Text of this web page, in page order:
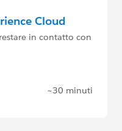
Cloud
in contatto con
~30 minuti